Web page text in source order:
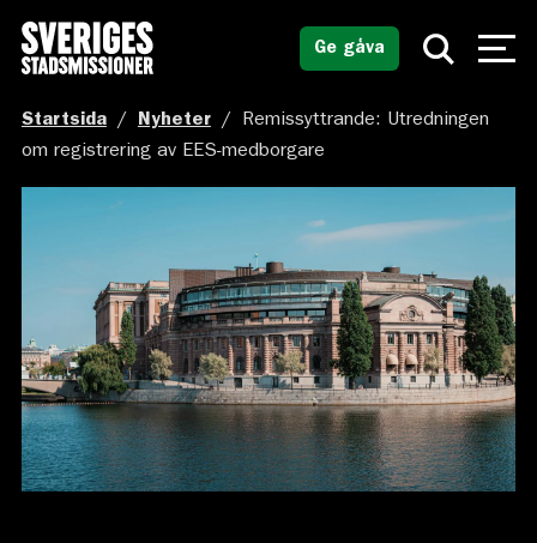
Ge gåva
Startsida / Nyheter /
Remissyttrande: Utredningen
om registrering av EES-medborgare